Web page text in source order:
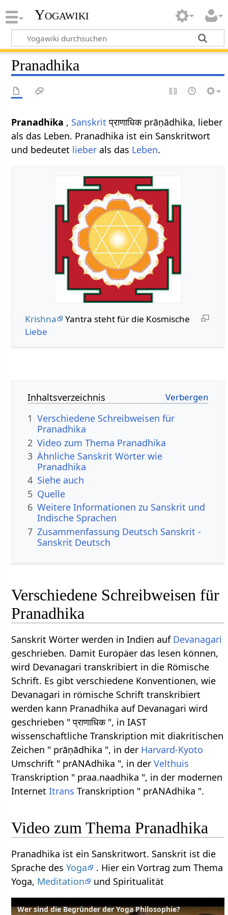
Yogawiki
Pranadhika
Pranadhika , Sanskrit प्राणाधिक prāṇādhika, lieber
als das Leben. Pranadhika ist ein Sanskritwort
und bedeutet lieber als das Leben.
Krishna
Yantra steht für die Kosmische
Liebe
Inhaltsverzeichnis
1 Verschiedene Schreibweisen für
Pranadhika
2 Video zum Thema Pranadhika
3 Ähnliche Sanskrit Wörter wie
Pranadhika
4 Siehe auch
5 Quelle
6 Weitere Informationen zu Sanskrit und
Indische Sprachen
7 Zusammenfassung Deutsch Sanskrit -
Sanskrit Deutsch
Verschiedene Schreibweisen für
Pranadhika
Sanskrit Wörter werden in Indien auf Devanagari
geschrieben. Damit Europäer das lesen können,
wird Devanagari transkribiert in die Römische
Schrift. Es gibt verschiedene Konventionen, wie
Devanagari in römische Schrift transkribiert
werden kann Pranadhika auf Devanagari wird
geschrieben " प्राणाधिक ", in IAST
wissenschaftliche Transkription mit diakritischen
Zeichen " prāṇādhika ", in der Harvard-Kyoto
Umschrift " prANAdhika ", in derVelthuis
Transkription " praa.naadhika ", in der modernen
InternetItrans Transkription " prANAdhika ".
Video zum Thema Pranadhika
Pranadhika ist ein Sanskritwort. Sanskrit ist die
Sprache desYoga
. Hier ein Vortrag zum Thema
Yoga, Meditation und Spiritualität
Wer sind die Begründer der Yoga Philosophie?